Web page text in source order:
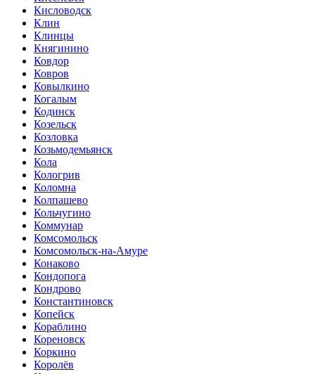
Кисловодск
Клин
Клинцы
Княгинино
Ковдор
Ковров
Ковылкино
Когалым
Кодинск
Козельск
Козловка
Козьмодемьянск
Кола
Кологрив
Коломна
Колпашево
Кольчугино
Коммунар
Комсомольск
Комсомольск-на-Амуре
Конаково
Кондопога
Кондрово
Константиновск
Копейск
Кораблино
Кореновск
Коркино
Королёв